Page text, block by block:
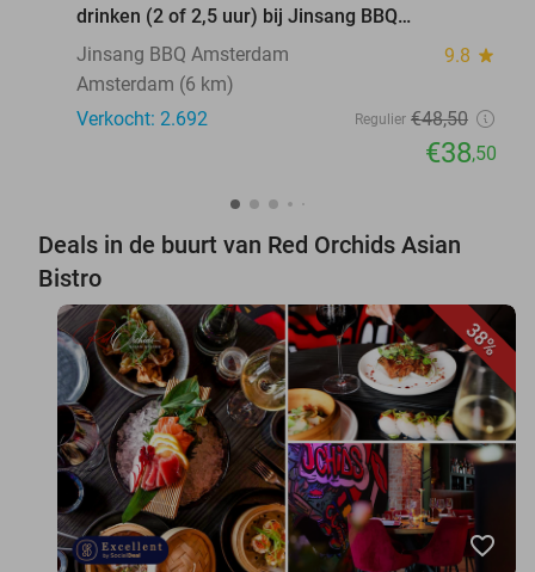
drinken (2 of 2,5 uur) bij Jinsang BBQ
Amsterdam
Jinsang BBQ Amsterdam 9.8 star
Amsterdam (6 km)
Verkocht: 2.692
Regulier €48,50
€38,50
Deals in de buurt van Red Orchids Asian
Bistro
38%
favorite_border